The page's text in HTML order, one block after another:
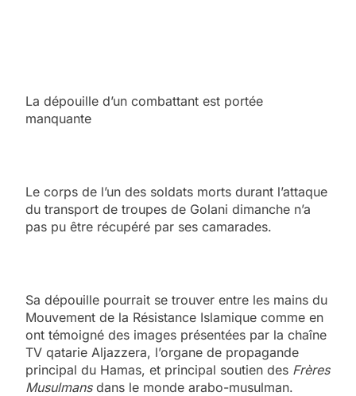
La dépouille d’un combattant est portée
manquante
Le corps de l’un des soldats morts durant l’attaque
du transport de troupes de Golani dimanche n’a
pas pu être récupéré par ses camarades.
Sa dépouille pourrait se trouver entre les mains du
Mouvement de la Résistance Islamique comme en
ont témoigné des images présentées par la chaîne
TV qatarie Aljazzera, l’organe de propagande
principal du Hamas, et principal soutien des Frères
Musulmansdans le monde arabo-musulman.